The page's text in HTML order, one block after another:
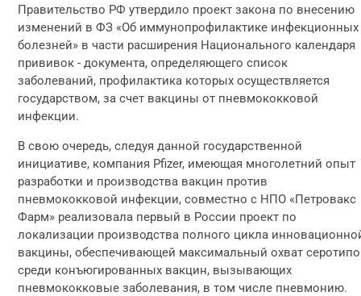
Правительство РФ утвердило проект закона по внесению
изменений в ФЗ «Об иммунопрофилактике инфекционных
болезней» в части расширения Национального календаря
прививок - документа, определяющего список
заболеваний, профилактика которых осуществляется
государством, за счет вакцины от пневмококковой
инфекции.
В свою очередь, следуя данной государственной
инициативе, компания Pfizer, имеющая многолетний опыт
разработки и производства вакцин против
пневмококковой инфекции, совместно с НПО «Петровакс
Фарм» реализовала первый в России проект по
локализации производства полного цикла
вакцины, обеспечивающей максимальный охват
среди конъюгированных вакцин, вызывающих
пневмококковые заболевания, в том числе пневмонию.